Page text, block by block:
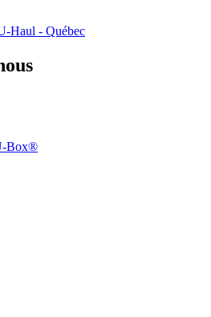
Haul - Québec
Box®